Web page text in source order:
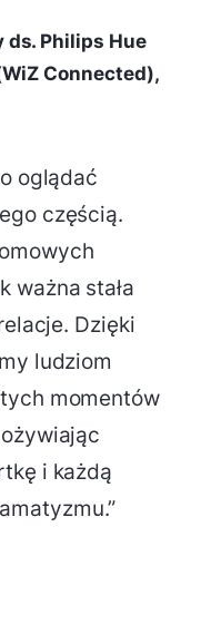
ds. Philips Hue
Connected),
oglądać
częścią.
ważna stała
Dzięki
ludziom
momentów
i każdą